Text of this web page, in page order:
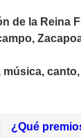
de la Reina
música,
¿Qué